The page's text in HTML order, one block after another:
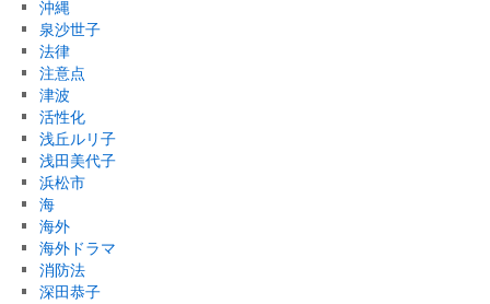
沖縄
泉沙世子
法律
注意点
津波
活性化
浅丘ルリ子
浅田美代子
浜松市
海
海外
海外ドラマ
消防法
深田恭子